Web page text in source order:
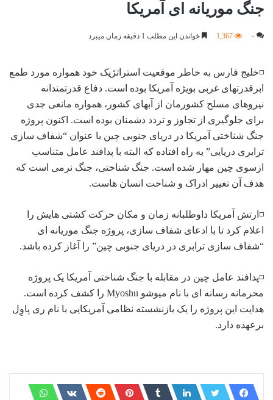
جنگ موریانه ای آمریکا
۰ 1,367 خواندن این مطلب 1 دقیقه زمان میبرد
◽️خلیج فارس به خاطر موقعیت استراتژیک خود همواره مورد طمع
ابرقدرتهای غربی بویژه آمریکا بوده است. دفاع قدرتمندانه
نیروهای مسلح کشورمان از آبهای کشور، همواره مانعی جدی
برای جلوگیری از تجاوز و تردد دشمنان بوده است. اکنون پروژه
جنگ شناختی آمریکا در دریای جنوبی چین با عنوان “شفاف سازی
ترابری دریایی” به راه افتاده که البته با پدافند عامل متناسب
ازسوی چین مهار شده است. جنگ شناختی، جنگ نرمی است که
هدف آن تغییر ادراک و شناخت انسان هاست.
◽️ارتش آمریکا داوطلبانه زمان و مکان حرکت کشتی هایش را
اعلام کرد تا با ادعای شفاف سازی، پروژه جنگ موریانه ای
“شفاف سازی ترابری در دریای جنوبی چین” را آغاز کرده باشد.
◽️پدافند عامل چین در مقابله با جنگ شناختی آمریکا یک پروژه
محرمانه رسانه ای با نام میوشو Myoshu را کشف کرده است.
هدایت این پروژه را یک بازنشسته نظامی آمریکایی با نام ری پاوِل
برعهده دارد.